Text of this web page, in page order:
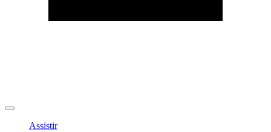
Assistir